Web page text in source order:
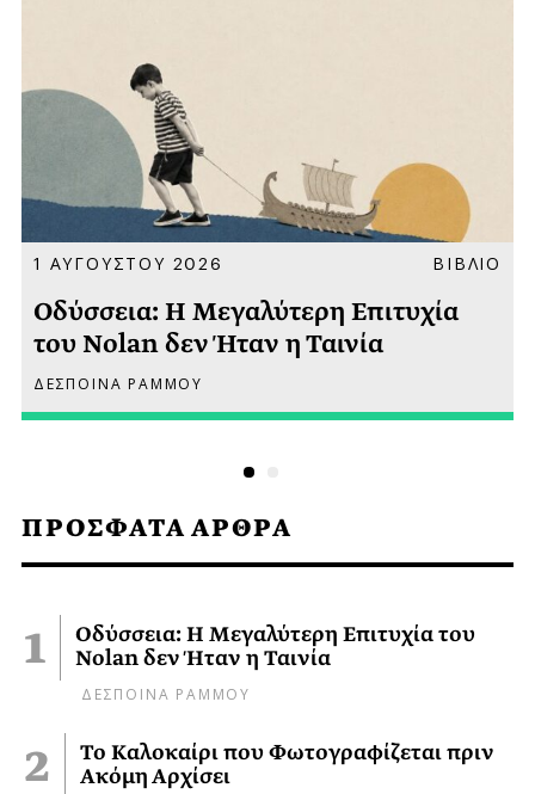
ΠΡΟΣΦΑΤΑ ΑΡΘΡΑ
Οδύσσεια: Η Μεγαλύτερη Επιτυχία του
Nolan δεν Ήταν η Ταινία
ΔΕΣΠΟΙΝΑ ΡΑΜΜΟΥ
Το Καλοκαίρι που Φωτογραφίζεται πριν
Ακόμη Αρχίσει
1 ΑΥΓΟΥΣΤΟΥ 2026 ΒΙΒΛΙΟ
Οδύσσεια: Η Μεγαλύτερη Επιτυχία
του Nolan δεν Ήταν η Ταινία
ΔΕΣΠΟΙΝΑ ΡΑΜΜΟΥ